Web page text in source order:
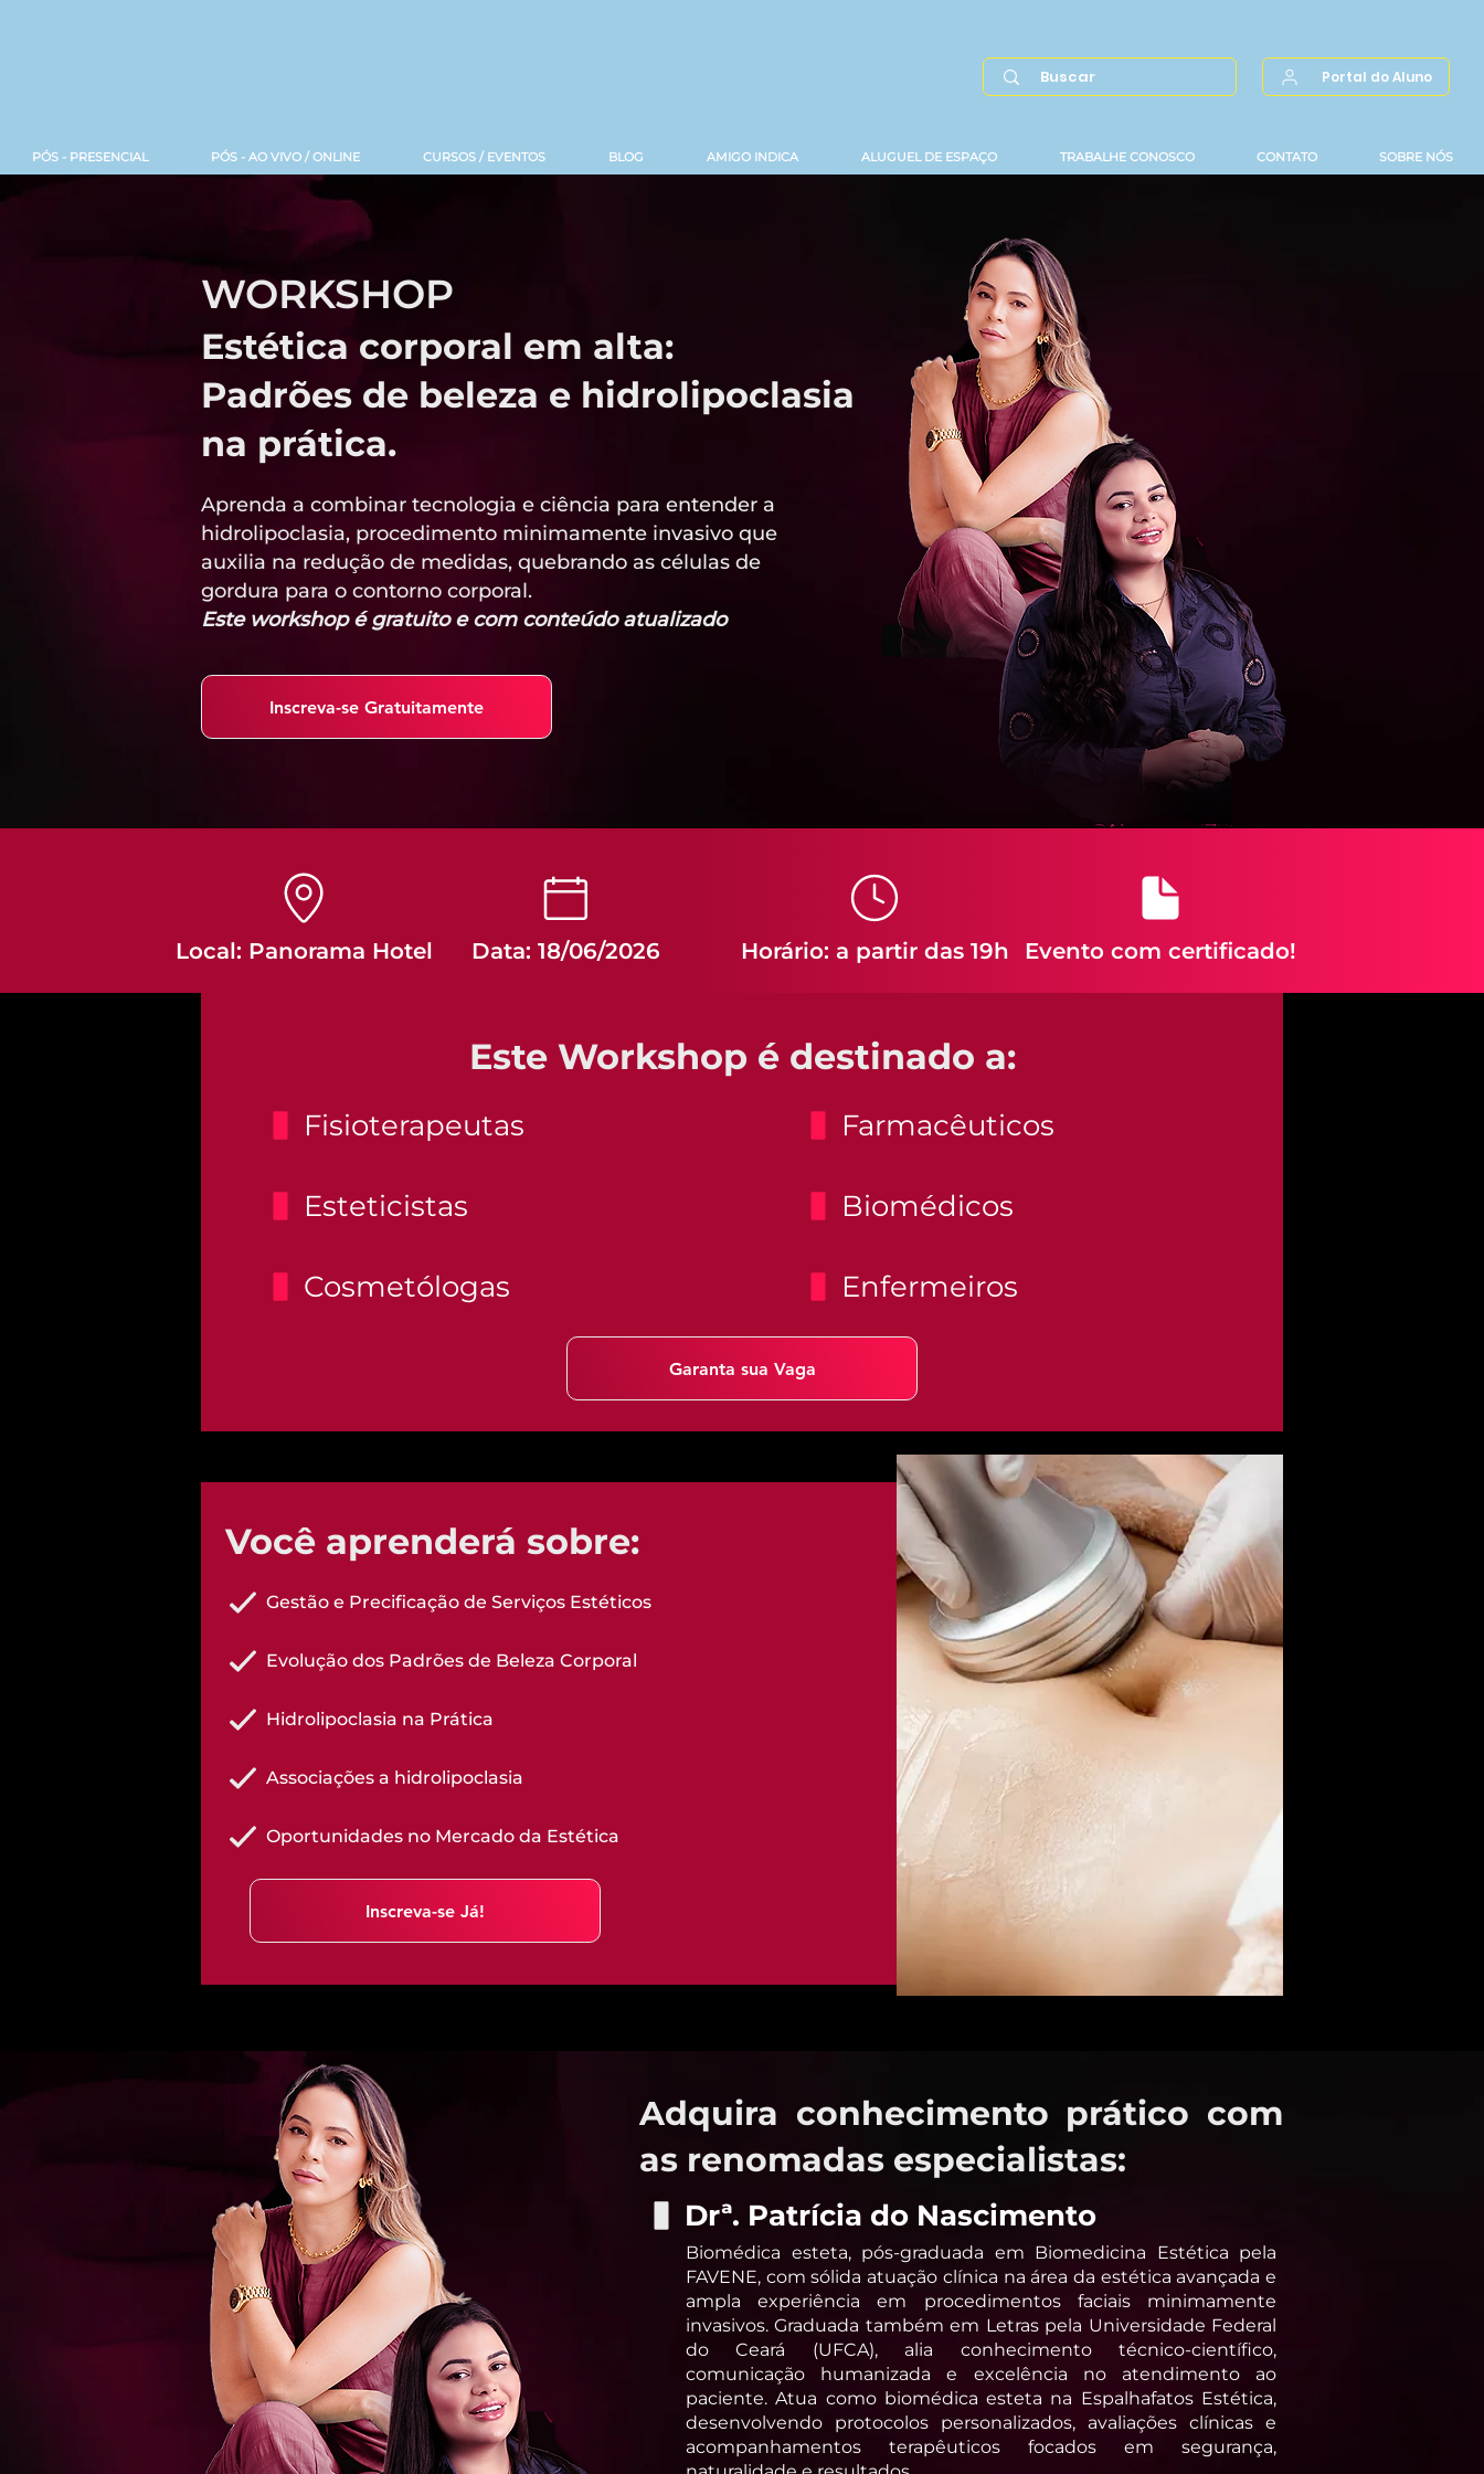
Portal do Aluno
PÓS - PRESENCIAL PÓS - AO VIVO / ONLINE CURSOS / EVENTOS BLOG AMIGO INDICA ALUGUEL DE ESPAÇO TRABALHE CONOSCO CONTATO SOBRE NÓS
WORKSHOP
Estética corporal em alta:
Padrões de beleza e hidrolipoclasia
na prática.
Aprenda a combinar tecnologia e ciência para entender a
hidrolipoclasia, procedimento minimamente invasivo que
auxilia na redução de medidas, quebrando as células de
gordura para o contorno corporal.
Este workshop é gratuito e com conteúdo atualizado
Inscreva-se Gratuitamente
Local: Panorama Hotel Data: 18/06/2026 Horário: a partir das 19h Evento com certificado!
Este Workshop é destinado a:
Fisioterapeutas
Esteticistas
Cosmetólogas
Farmacêuticos
Biomédicos
Enfermeiros
Garanta sua Vaga
Você aprenderá sobre:
Gestão e Precificação de Serviços Estéticos
Evolução dos Padrões de Beleza Corporal
Hidrolipoclasia na Prática
Associações a hidrolipoclasia
Oportunidades no Mercado da Estética
Inscreva-se Já!
Adquira conhecimento prático com
as renomadas especialistas:
Drª. Patrícia do Nascimento
Biomédica esteta, pós-graduada em Biomedicina Estética pela
FAVENE, com sólida atuação clínica na área da estética avançada e
ampla experiência em procedimentos faciais minimamente
invasivos. Graduada também em Letras pela Universidade Federal
do Ceará (UFCA), alia conhecimento técnico-científico,
comunicação humanizada e excelência no atendimento ao
paciente. Atua como biomédica esteta na Espalhafatos Estética,
desenvolvendo protocolos personalizados, avaliações clínicas e
acompanhamentos terapêuticos focados em segurança,